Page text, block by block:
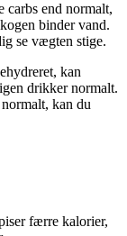
carbs end normalt,
binder vand.
se vægten stige.
kan
drikker normalt.
kan du
færre kalorier,